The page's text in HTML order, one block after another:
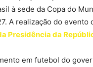
à sede da Copa do
A realização do evento
Presidência da
em futebol do